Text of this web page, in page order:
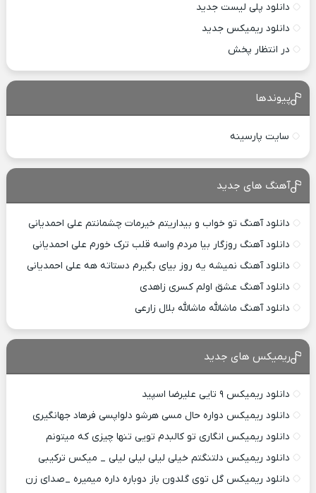
دانلود پلی لیست جدید
دانلود ریمیکس جدید
در انتظار پخش
پیوندها
سایت پارسینه
آهنگ های جدید
دانلود آهنگ تو خواب و بیداریتم خیرمات چشمانتم علی احمدیانی
دانلود آهنگ روزگار بیا مردم واسه قلب ترک خورم علی احمدیانی
دانلود آهنگ نمیشه یه روز بیای بگیرم دستاته هه علی احمدیانی
دانلود آهنگ عشق اولم کسری زاهدی
دانلود آهنگ ماشالله ماشالله بلال زارعی
ریمیکس های جدید
دانلود ریمیکس ۹ تایی علیرضا اسپید
دانلود ریمیکس دواره حال مسی هرشو دلواپسی فرهاد جهانگیری
دانلود ریمیکس انگاری تو کالبدم تویی تنها چیزی که میتونم
دانلود ریمیکس دلتنگتم خیلی لیلی لیلی لیلی _ میکس ترکیبی
دانلود ریمیکس گل توی گلدون باز دوباره داره میمیره _صدای زن